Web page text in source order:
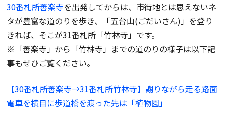
30番札所善楽寺を出発してからは、市街地とは思えないネ
タが豊富な道のりを歩き、「五台山(ごだいさん)」を登り
きれば、そこが31番札所「竹林寺」です。
※「善楽寺」から「竹林寺」までの道のりの様子は以下記
事もぜひご覧ください。
【30番札所善楽寺→31番札所竹林寺】謝りながら走る路面
電車を横目に歩道橋を渡った先は「植物園」